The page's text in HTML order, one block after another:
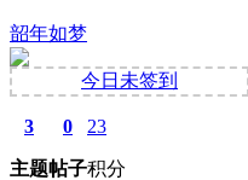
韶年如梦
今日未签到
3
主题
0
帖子
23
积分